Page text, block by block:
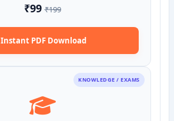
₹99₹199
Instant PDF Download
KNOWLEDGE / EXAMS